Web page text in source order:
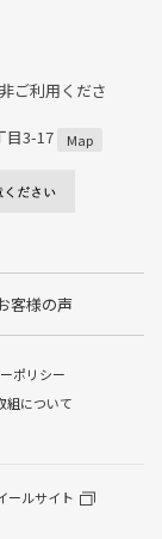
ご利用くださ
目3-17
Map
客様の声
ポリシー
組について
ールサイト
交換/その他